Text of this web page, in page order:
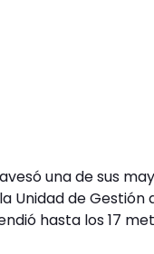
una de sus
Unidad de Gestión
hasta los 17